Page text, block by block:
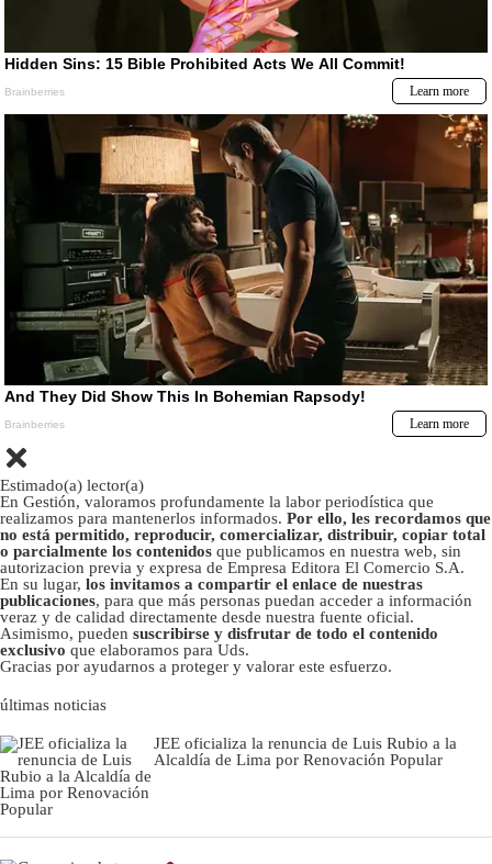
Estimado(a) lector(a)
En Gestión, valoramos profundamente la labor periodística que
realizamos para mantenerlos informados. Por ello, les recordamos que
no está permitido, reproducir, comercializar, distribuir, copiar total
o parcialmente los contenidos que publicamos en nuestra web, sin
autorizacion previa y expresa de Empresa Editora El Comercio S.A.
En su lugar, los invitamos a compartir el enlace de nuestras
publicaciones, para que más personas puedan acceder a información
veraz y de calidad directamente desde nuestra fuente oficial.
Asimismo, pueden suscribirse y disfrutar de todo el contenido
exclusivo que elaboramos para Uds.
Gracias por ayudarnos a proteger y valorar este esfuerzo.
últimas noticias
JEE oficializa la renuncia de Luis Rubio a la
Alcaldía de Lima por Renovación Popular